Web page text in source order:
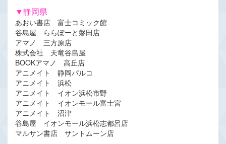
▼静岡県
あおい書店 富士コミック館
谷島屋 ららぽーと磐田店
アマノ 三方原店
株式会社 天竜谷島屋
BOOKアマノ 高丘店
アニメイト 静岡パルコ
アニメイト 浜松
アニメイト イオン浜松市野
アニメイト イオンモール富士宮
アニメイト 沼津
谷島屋 イオンモール浜松志都呂店
マルサン書店 サントムーン店